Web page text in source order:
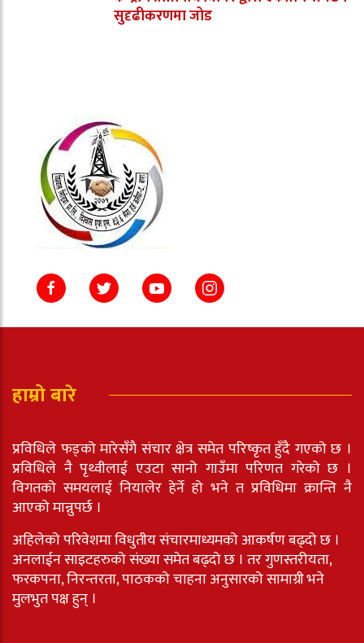
सुदृढीकरणमा जोड
हाम्रो बारे
प्रविधिले फड्को मारेसँगै संचार क्षेत्र समेत परिष्कृत हुँदै गएको छ ।
प्रविधिले नै पृथ्वीलाई एउटा सानो गाउँमा परिणत गरेको छ ।
विगतको समयलाई नियालेर हेर्ने हो भने त प्रविधिमा क्रान्ति नै
आएको मान्नुपर्छ ।
अहिलेको परिवेशमा विधुतीय संचारमाध्यमको आकर्षण बढ्दो छ ।
अनलाईन साइटहरुको संख्या समेत बढ्दो छ । तर गुणस्तरीयता,
फरकपना, निरन्तरता, पाठकको चाहना अनुसारको सामाग्री भने
मुलभुत पक्ष हुन् ।